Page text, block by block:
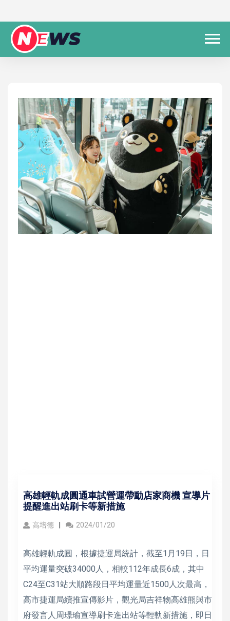
高雄輕軌成圓通車試營運帶動店家商機 宣導片
提醒進出站刷卡等新措施
高培德 2024/01/20
高雄輕軌成圓，根據捷運局統計，截至1月19日，日
平均運量突破34000人，相較112年成長6成，其中
C24至C31站大順路段日平均運量近1500人次最高，
高市捷運局續推宣傳影片，觀光局吉祥物高雄熊與市
府發言人周璟瑜宣導刷卡進出站等輕軌新措施，即日